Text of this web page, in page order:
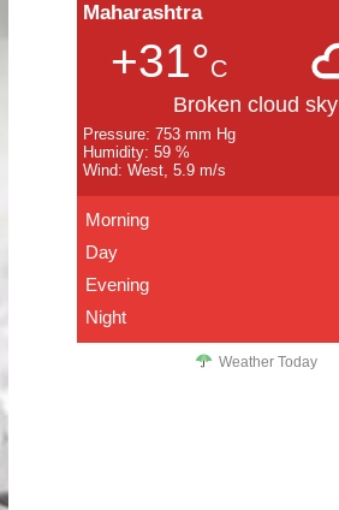
Maharashtra
+31°C
Broken cloud sky
Pressure: 753 mm Hg
Humidity: 59 %
Wind: West, 5.9 m/s
Morning
Day
Evening
Night
Weather Today